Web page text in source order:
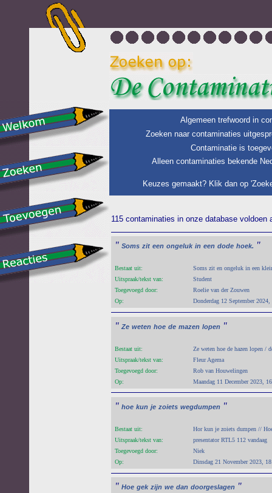
Algemeen trefwoord in
Zoeken naar contaminaties
Contaminatie is
Alleen contaminaties bekende
Keuzes gemaakt? Klik dan op
115 contaminaties in onze database voldoen
" Soms zit een ongeluk in een dode hoek. "
Bestaat uit:
Soms zit en ongeluk in een
Uitspraak/tekst van:
Student
Toegevoegd door:
Roelie van der Zouwen
Op:
Donderdag 12 September 2024,
" Ze weten hoe de mazen lopen "
Bestaat uit:
Ze weten hoe de hazen lopen /
Uitspraak/tekst van:
Fleur Agema
Toegevoegd door:
Rob van Houwelingen
Op:
Maandag 11 December 2023,
" hoe kun je zoiets wegdumpen "
Bestaat uit:
Hor kun je zoiets dumpen //
Uitspraak/tekst van:
presentator RTL5 112 vandaag
Toegevoegd door:
Niek
Op:
Dinsdag 21 November 2023,
" Hoe gek zijn we dan doorgeslagen "